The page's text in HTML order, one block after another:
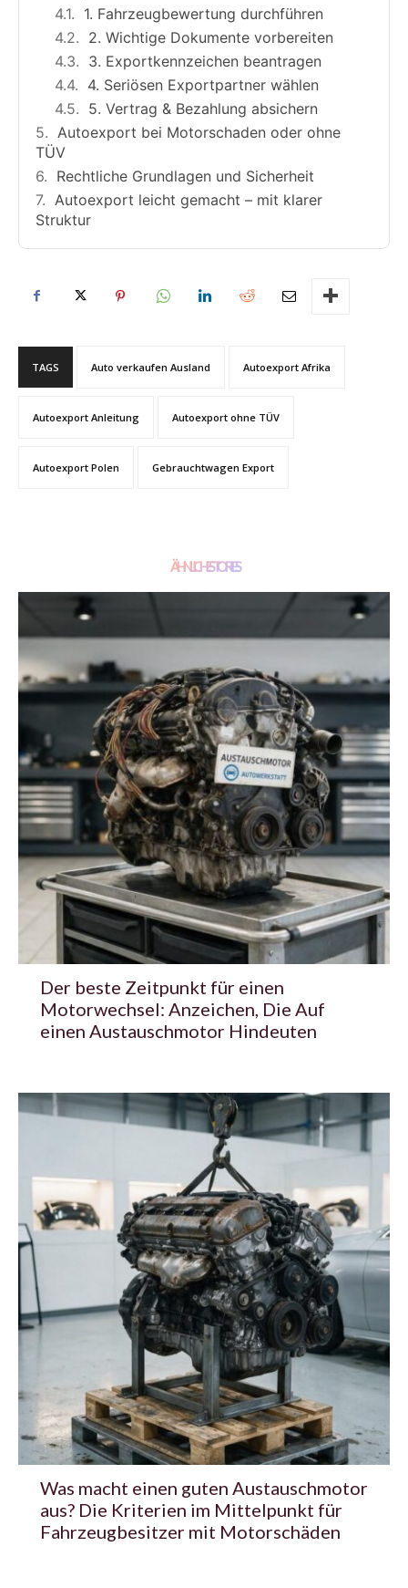
1. Fahrzeugbewertung durchführen
2. Wichtige Dokumente vorbereiten
3. Exportkennzeichen beantragen
4. Seriösen Exportpartner wählen
5. Vertrag & Bezahlung absichern
Autoexport bei Motorschaden oder ohne
TÜV
Rechtliche Grundlagen und Sicherheit
Autoexport leicht gemacht – mit klarer
Struktur
TAGS Auto verkaufen Ausland Autoexport Afrika
Autoexport Anleitung Autoexport ohne TÜV
Autoexport Polen Gebrauchtwagen Export
ÄHNLICHE STORIES
Der beste Zeitpunkt für einen
Motorwechsel: Anzeichen, Die Auf
einen Austauschmotor Hindeuten
Was macht einen guten Austauschmotor
aus? Die Kriterien im Mittelpunkt für
Fahrzeugbesitzer mit Motorschäden